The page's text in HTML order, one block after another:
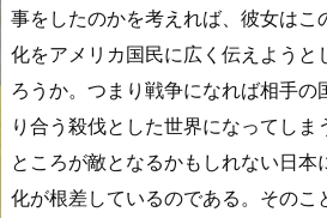
事をしたのかを考えれば、彼女はこ
化をアメリカ国民に広く伝えようと
ろうか。つまり戦争になれば相手の
り合う殺伐とした世界になってしま
ところが敵となるかもしれない日本
化が根差しているのである。そのこ